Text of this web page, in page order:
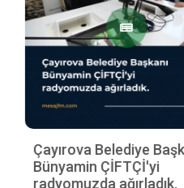
Zinnur BÜYÜKGÖZ
Kitapların büyülü dünyasına
vermeye hazır mısınız? Her